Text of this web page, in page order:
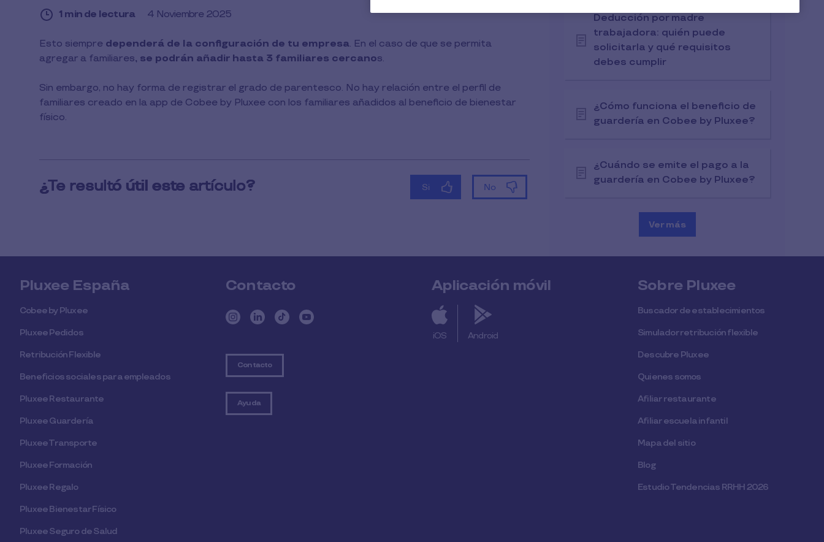
1 min de lectura 4 Noviembre 2025
1
de
Esto siempre dependerá de la configuración de tu empresa. En el caso de que se permita
agregar a familiares, se podrán añadir hasta 3 familiares cercanos.
Sin embargo, no hay forma de registrar el grado de parentesco. No hay relación entre el perfil de
familiares creado en la app de Cobee by Pluxee con los familiares añadidos al beneficio de bienestar
físico.
Deducción por madre
trabajadora: quién puede
solicitarla y qué requisitos
debes cumplir
¿Cómo funciona el beneficio de
guardería en Cobee by Pluxee?
¿Cuándo se emite el pago a la
guardería en Cobee by Pluxee?
Ver más
Pluxee España
Cobee by Pluxee
Pluxee Pedidos
Retribución Flexible
Beneficios sociales para empleados
Pluxee Restaurante
Pluxee Guardería
Pluxee Transporte
Pluxee Formación
Pluxee Regalo
Pluxee Bienestar Físico
Pluxee Seguro de Salud
Contacto
Contacto
Ayuda
Aplicación móvil
iOS Android
Sobre Pluxee
Buscador de establecimientos
Simulador retribución flexible
Descubre Pluxee
Quienes somos
Afiliar restaurante
Afiliar escuela infantil
Mapa del sitio
Blog
Estudio Tendencias RRHH 2026